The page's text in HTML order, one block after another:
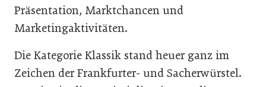
Präsentation, Marktchancen und
Marketingaktivitäten.
Die Kategorie Klassik stand heuer ganz im
Zeichen der Frankfurter- und Sacherwürstel.